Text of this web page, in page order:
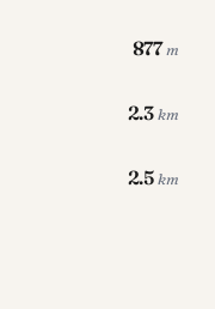
877 m
2.3 km
2.5 km